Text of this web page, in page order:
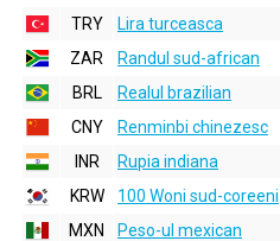
TRY
Lira turceasca
ZAR
Randul sud-african
BRL
Realul brazilian
CNY
Renminbi chinezesc
INR
Rupia indiana
KRW
100 Woni sud-coreeni
MXN
Peso-ul mexican